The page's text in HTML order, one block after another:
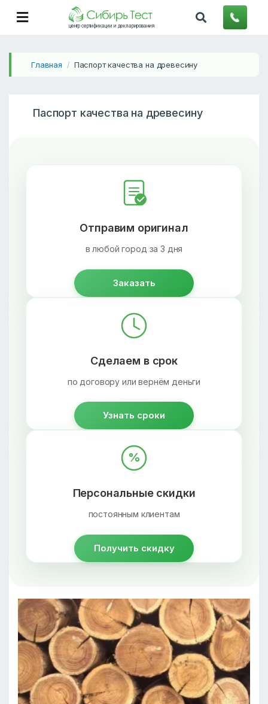
центр сертификации и декларирования
Главная / Паспорт качества на древесину
Паспорт качества на древесину
Отправим оригинал
в любой город за 3 дня
Заказать
Сделаем в срок
по договору или вернём деньги
Узнать сроки
%
Персональные скидки
постоянным клиентам
Получить скидку